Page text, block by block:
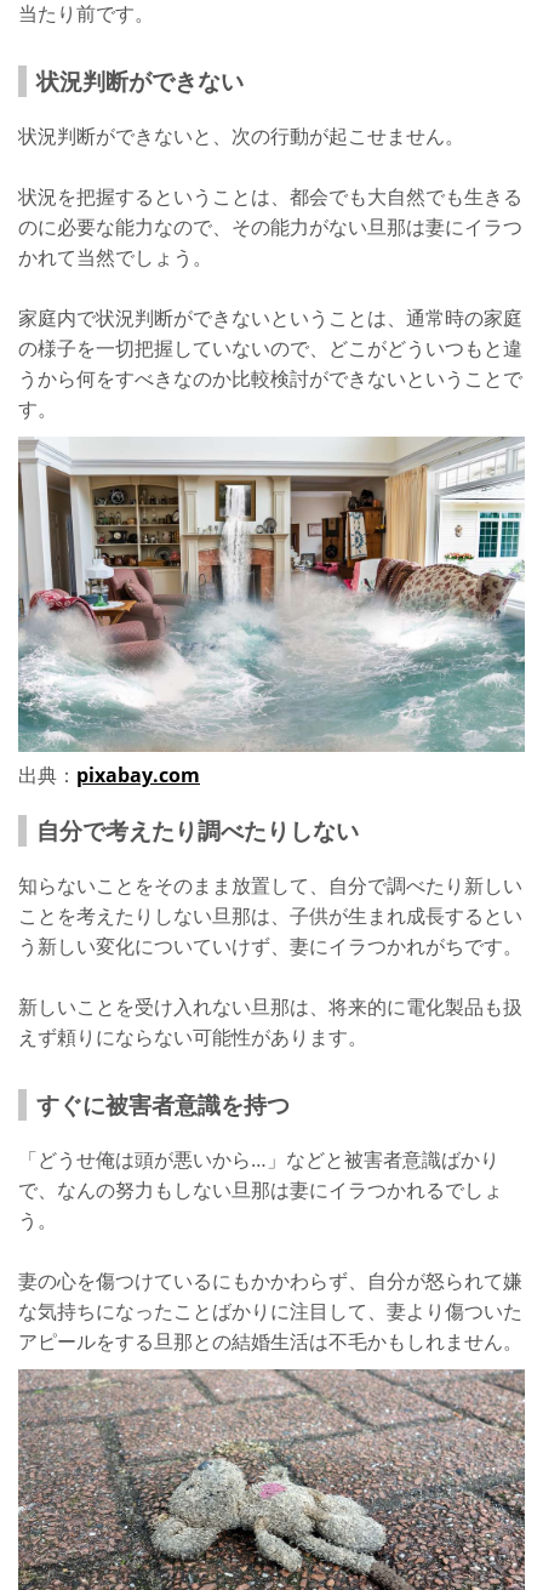
当たり前です。
状況判断ができない
状況判断ができないと、次の行動が起こせません。
状況を把握するということは、都会でも大自然でも生きる
のに必要な能力なので、その能力がない旦那は妻にイラつ
かれて当然でしょう。
家庭内で状況判断ができないということは、通常時の家庭
の様子を一切把握していないので、どこがどういつもと違
うから何をすべきなのか比較検討ができないということで
す。
出典： pixabay.com
自分で考えたり調べたりしない
知らないことをそのまま放置して、自分で調べたり新しい
ことを考えたりしない旦那は、子供が生まれ成長するとい
う新しい変化についていけず、妻にイラつかれがちです。
新しいことを受け入れない旦那は、将来的に電化製品も扱
えず頼りにならない可能性があります。
すぐに被害者意識を持つ
「どうせ俺は頭が悪いから…」などと被害者意識ばかり
で、なんの努力もしない旦那は妻にイラつかれるでしょ
う。
妻の心を傷つけているにもかかわらず、自分が怒られて嫌
な気持ちになったことばかりに注目して、妻より傷ついた
アピールをする旦那との結婚生活は不毛かもしれません。